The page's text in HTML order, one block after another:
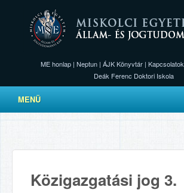
ME honlap | Neptun | ÁJK Könyvtár | Kapcsolatok
Deák Ferenc Doktori Iskola
MENÜ
Közigazgatási jog 3.